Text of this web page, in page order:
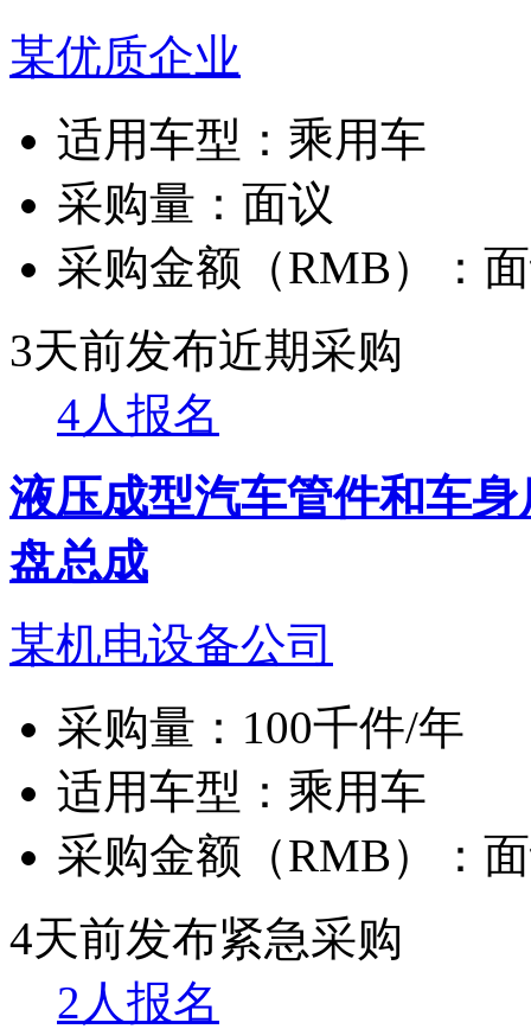
某优质企业
适用车型： 乘用车
采购量： 面议
采购金额（RMB）：
3天前发布近期采购
4人报名
液压成型汽车管件和车
盘总成
某机电设备公司
采购量： 100千件/年
适用车型： 乘用车
采购金额（RMB）：
4天前发布紧急采购
2人报名